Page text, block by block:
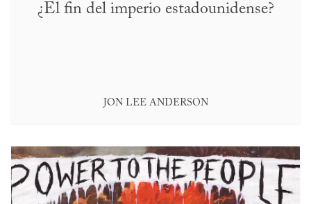
¿El fin del imperio estadounidense?
JON LEE ANDERSON